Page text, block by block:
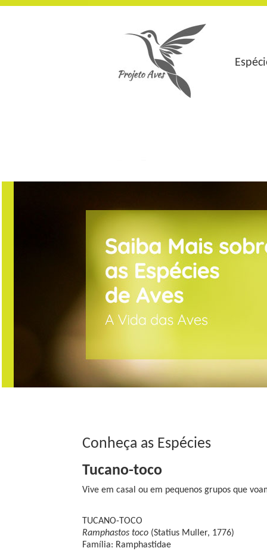
Conheça as Espécies
Tucano-toco
Vive em casal ou em pequenos grupos que
TUCANO-TOCO
Ramphastos toco (Statius Muller, 1776)
Família: Ramphastidae